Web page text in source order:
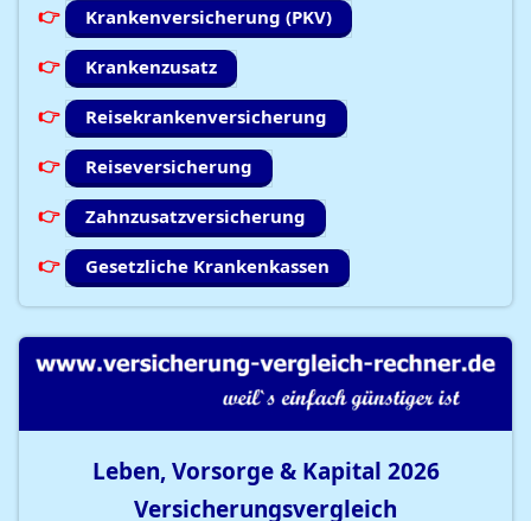
Krankenversicherung (PKV)
Krankenzusatz
Reisekrankenversicherung
Reiseversicherung
Zahnzusatzversicherung
Gesetzliche Krankenkassen
Leben, Vorsorge & Kapital 2026
Versicherungsvergleich